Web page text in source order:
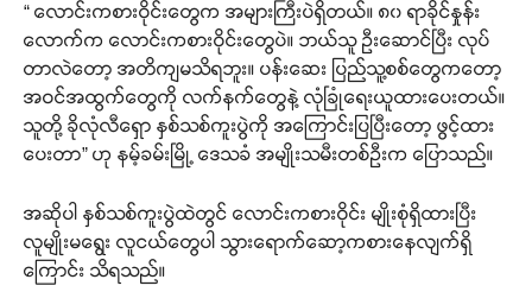
“ လောင်းကစားဝိုင်းတွေက အများကြီးပဲရှိတယ်။ ၈၀ ရာခိုင်နှုန်း
လောက်က လောင်းကစားဝိုင်းတွေပဲ။ ဘယ်သူ ဦးဆောင်ပြီး လုပ်
တာလဲတော့ အတိကျမသိရဘူး။ ပန်းဆေး ပြည်သူ့စစ်တွေကတော့
အဝင်အထွက်တွေကို လက်နက်တွေနဲ့ လုံခြုံရေးယူထားပေးတယ်။
သူတို့ ခိုလုံလီရှော နှစ်သစ်ကူးပွဲကို အကြောင်းပြပြီးတော့ ဖွင့်ထား
ပေးတာ” ဟု နမ့်ခမ်းမြို့ ဒေသခံ အမျိုးသမီးတစ်ဦးက ပြောသည်။
အဆိုပါ နှစ်သစ်ကူးပွဲထဲတွင် လောင်းကစားဝိုင်း မျိုးစုံရှိထားပြီး
လူမျိုးမရွေး လူငယ်တွေပါ သွားရောက်ဆော့ကစားနေလျက်ရှိ
ကြောင်း သိရသည်။